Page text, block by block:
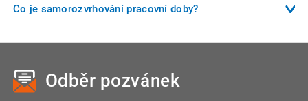
náhrad.
víkendu, ve svátek nebo ve ztíženém pracovním prostředí.
Co je samorozvrhování pracovní doby?
týdenní pracovní dobu ve stanoveném vyrovnávacím období.
Tento režim přináší větší flexibilitu, ale i odpovědnost.
Odběr pozvánek